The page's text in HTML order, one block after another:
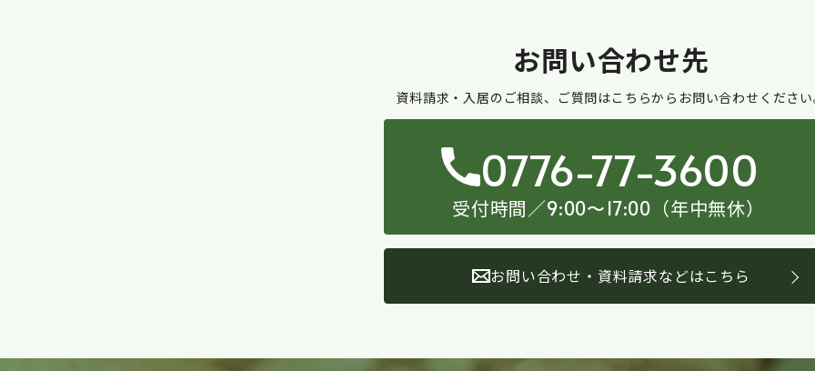
お問い合わせ先
資料請求・入居のご相談、ご質問はこちらからお問い合わせくださ
0776-77-3600
受付時間／9:00〜17:00 （年中無休）
お問い合わせ・資料請求などはこちら